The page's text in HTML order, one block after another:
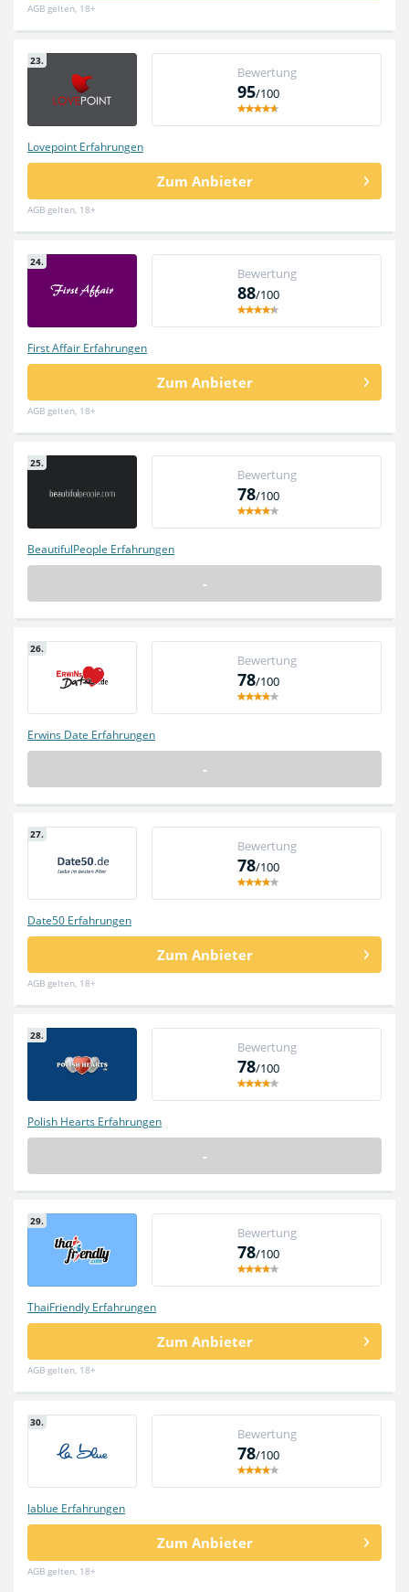
AGB gelten, 18+
23.
Bewertung
95/100
Lovepoint Erfahrungen
Zum Anbieter
AGB gelten, 18+
24.
Bewertung
88/100
First Affair Erfahrungen
Zum Anbieter
AGB gelten, 18+
25.
Bewertung
78/100
BeautifulPeople Erfahrungen
-
26.
Bewertung
78/100
Erwins Date Erfahrungen
-
27.
Bewertung
78/100
Date50 Erfahrungen
Zum Anbieter
AGB gelten, 18+
28.
Bewertung
78/100
Polish Hearts Erfahrungen
-
29.
Bewertung
78/100
ThaiFriendly Erfahrungen
Zum Anbieter
AGB gelten, 18+
30.
Bewertung
78/100
lablue Erfahrungen
Zum Anbieter
AGB gelten, 18+